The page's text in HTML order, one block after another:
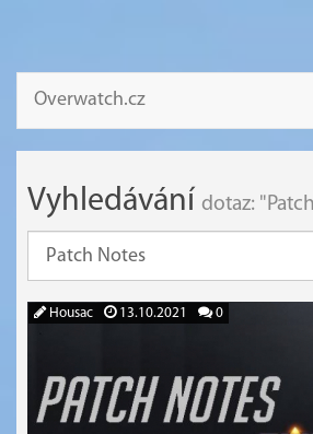
Overwatch.cz
Vyhledávání dotaz:
Housac 13.10.2021 0